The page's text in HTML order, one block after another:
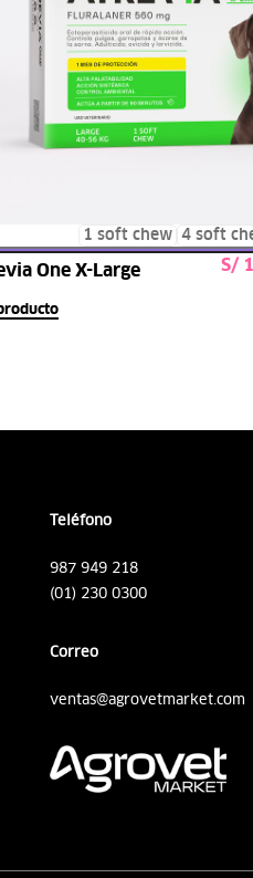
1 soft chew 4 soft
One X-Large S/
Teléfono
987 949 218
(01) 230 0300
Correo
ventas@agrovetmarket.com